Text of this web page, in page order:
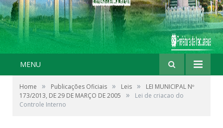
MENU
Home » Publicações Oficiais » Leis »
LEI MUNICIPAL Nº
173/2013, DE 29 DE MARÇO DE 2005
»
Lei de criacao do
Controle Interno